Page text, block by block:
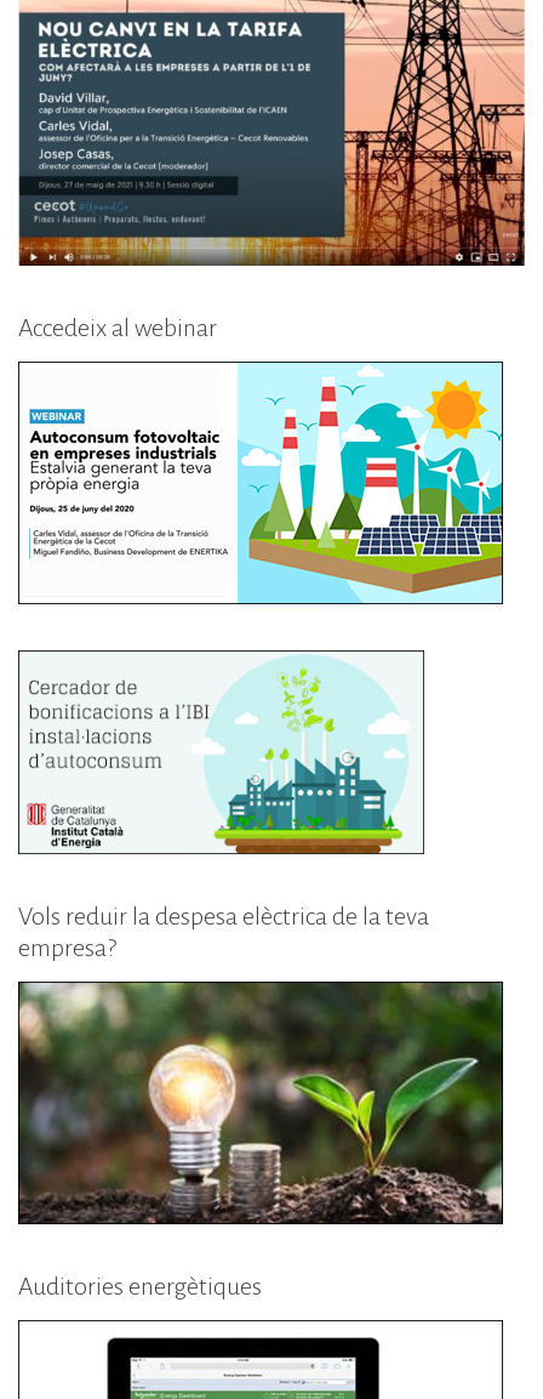
Accedeix al webinar
Vols reduir la despesa elèctrica de la teva
empresa?
Auditories energètiques